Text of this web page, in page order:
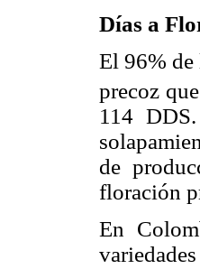
Días a
El 96% de
precoz
114
de
floración
En